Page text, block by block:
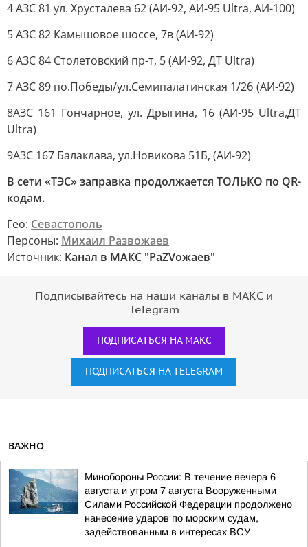
4 АЗС 81 ул. Хрусталева 62 (АИ-92, АИ-95 Ultra, АИ-100)
5 АЗС 82 Камышовое шоссе, 7в (АИ-92)
6 АЗС 84 Столетовский пр-т, 5 (АИ-92, ДТ Ultra)
7 АЗС 89 по.Победы/ул.Семипалатинская 1/2б (АИ-92)
8АЗС 161 Гончарное, ул. Дрыгина, 16 (АИ-95 Ultra,ДТ
Ultra)
9АЗС 167 Балаклава, ул.Новикова 51Б, (АИ-92)
В сети «ТЭС» заправка продолжается ТОЛЬКО по QR-
кодам.
Гео: Севастополь
Персоны: Михаил Развожаев
Источник: Канал в МАКС "РаZVожаев"
Подписывайтесь на наши каналы в МАКС и
Telegram
ПОДПИСАТЬСЯ НА МАКС
ПОДПИСАТЬСЯ НА TELEGRAM
ВАЖНО
Минобороны России: В течение вечера 6
августа и утром 7 августа Вооруженными
Силами Российской Федерации продолжено
нанесение ударов по морским судам,
задействованным в интересах ВСУ